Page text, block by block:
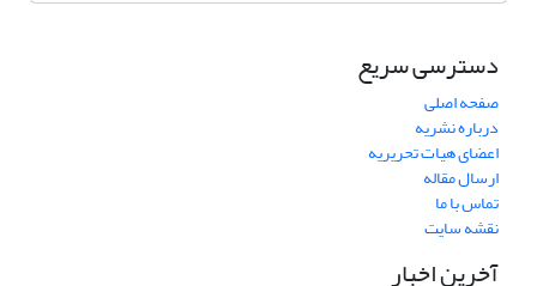
دسترسی سریع
صفحه اصلی
درباره نشریه
اعضای هیات تحریریه
ارسال مقاله
تماس با ما
نقشه سایت
آخرین اخبار